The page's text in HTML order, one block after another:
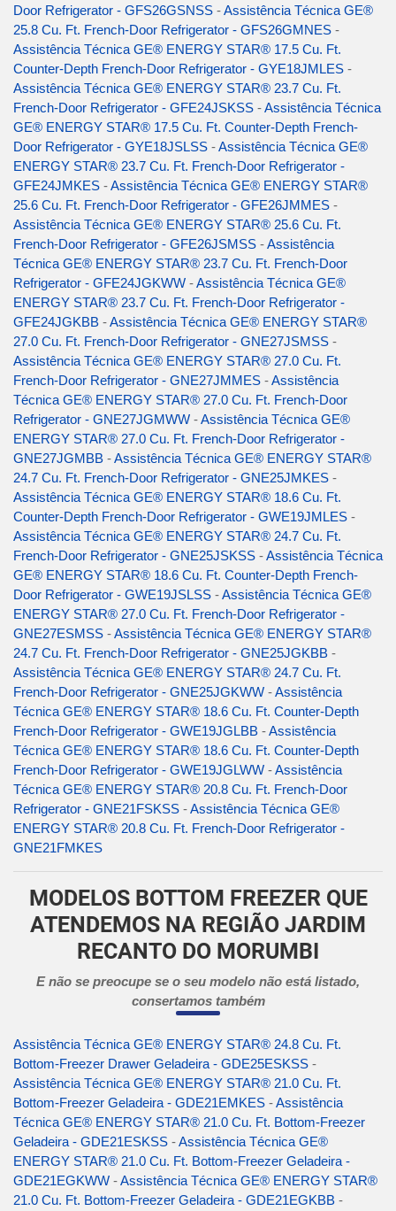
Door Refrigerator - GFS26GSNSS -Assistência Técnica GE®
25.8 Cu. Ft. French-Door Refrigerator - GFS26GMNES -
Assistência Técnica GE® ENERGY STAR® 17.5 Cu. Ft.
Counter-Depth French-Door Refrigerator - GYE18JMLES -
Assistência Técnica GE® ENERGY STAR® 23.7 Cu. Ft.
French-Door Refrigerator - GFE24JSKSS -Assistência Técnica
GE® ENERGY STAR® 17.5 Cu. Ft. Counter-Depth French-
Door Refrigerator - GYE18JSLSS -Assistência Técnica GE®
ENERGY STAR® 23.7 Cu. Ft. French-Door Refrigerator -
GFE24JMKES -Assistência Técnica GE® ENERGY STAR®
25.6 Cu. Ft. French-Door Refrigerator - GFE26JMMES -
Assistência Técnica GE® ENERGY STAR® 25.6 Cu. Ft.
French-Door Refrigerator - GFE26JSMSS -Assistência
Técnica GE® ENERGY STAR® 23.7 Cu. Ft. French-Door
Refrigerator - GFE24JGKWW -Assistência Técnica GE®
ENERGY STAR® 23.7 Cu. Ft. French-Door Refrigerator -
GFE24JGKBB -Assistência Técnica GE® ENERGY STAR®
27.0 Cu. Ft. French-Door Refrigerator - GNE27JSMSS -
Assistência Técnica GE® ENERGY STAR® 27.0 Cu. Ft.
French-Door Refrigerator - GNE27JMMES -Assistência
Técnica GE® ENERGY STAR® 27.0 Cu. Ft. French-Door
Refrigerator - GNE27JGMWW -Assistência Técnica GE®
ENERGY STAR® 27.0 Cu. Ft. French-Door Refrigerator -
GNE27JGMBB -Assistência Técnica GE® ENERGY STAR®
24.7 Cu. Ft. French-Door Refrigerator - GNE25JMKES -
Assistência Técnica GE® ENERGY STAR® 18.6 Cu. Ft.
Counter-Depth French-Door Refrigerator - GWE19JMLES -
Assistência Técnica GE® ENERGY STAR® 24.7 Cu. Ft.
French-Door Refrigerator - GNE25JSKSS -Assistência Técnica
GE® ENERGY STAR® 18.6 Cu. Ft. Counter-Depth French-
Door Refrigerator - GWE19JSLSS -Assistência Técnica GE®
ENERGY STAR® 27.0 Cu. Ft. French-Door Refrigerator -
GNE27ESMSS -Assistência Técnica GE® ENERGY STAR®
24.7 Cu. Ft. French-Door Refrigerator - GNE25JGKBB -
Assistência Técnica GE® ENERGY STAR® 24.7 Cu. Ft.
French-Door Refrigerator - GNE25JGKWW -Assistência
Técnica GE® ENERGY STAR® 18.6 Cu. Ft. Counter-Depth
French-Door Refrigerator - GWE19JGLBB -Assistência
Técnica GE® ENERGY STAR® 18.6 Cu. Ft. Counter-Depth
French-Door Refrigerator - GWE19JGLWW -Assistência
Técnica GE® ENERGY STAR® 20.8 Cu. Ft. French-Door
Refrigerator - GNE21FSKSS -Assistência Técnica GE®
ENERGY STAR® 20.8 Cu. Ft. French-Door Refrigerator -
GNE21FMKES
MODELOS BOTTOM FREEZER QUE
ATENDEMOS NA REGIÃO JARDIM
RECANTO DO MORUMBI
E não se preocupe se o seu modelo não está listado,
consertamos também
Assistência Técnica GE® ENERGY STAR® 24.8 Cu. Ft.
Bottom-Freezer Drawer Geladeira - GDE25ESKSS -
Assistência Técnica GE® ENERGY STAR® 21.0 Cu. Ft.
Bottom-Freezer Geladeira - GDE21EMKES -Assistência
Técnica GE® ENERGY STAR® 21.0 Cu. Ft. Bottom-Freezer
Geladeira - GDE21ESKSS -Assistência Técnica GE®
ENERGY STAR® 21.0 Cu. Ft. Bottom-Freezer Geladeira -
GDE21EGKWW -Assistência Técnica GE® ENERGY STAR®
21.0 Cu. Ft. Bottom-Freezer Geladeira - GDE21EGKBB -